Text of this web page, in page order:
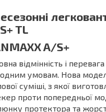
TL
A/S+
відмінність і
умовам. Нова
суміші, з якої
проти попередньої
протектора та